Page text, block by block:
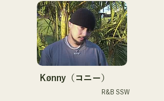
└大学卒業後、メンバーは
それぞれ就職するが、解散
はせず活動を継続。
└福岡を中間地点として集
まり、練習やライブを行
う。
ージック）を活用し、遠隔
での楽曲制作も行う。
タイトル曲「ONLY ONE」
が、785作品の応募の中か
ら優秀賞に選出された。
また2025年に開催された
MERGENZA JAPAN 2025に
てドイツ大使館賞を受賞し
東京で行われたドイツフェ
スティバルに出演した。
イブ、TikTok配信、イベン
トなどに出演しながら活動
しています！
幼少期から音楽が好きで
高校に入ってから人前で歌
を歌うようになり歌手にな
Kønny（コニー）
R&B SSW